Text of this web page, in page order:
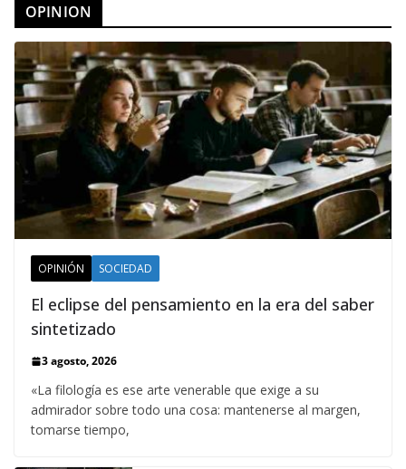
OPINION
OPINIÓN SOCIEDAD
El eclipse del pensamiento en la era del saber
sintetizado
3 agosto, 2026
«La filología es ese arte venerable que exige a su
admirador sobre todo una cosa: mantenerse al margen,
tomarse tiempo,